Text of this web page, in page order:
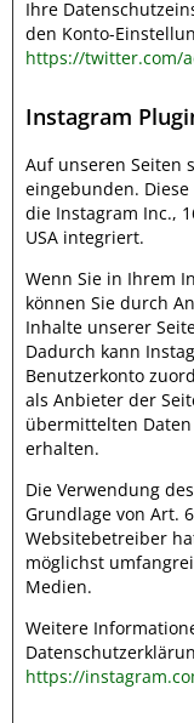
Ihre
den Konto-
https://twitter.com/
Instagram
Auf unseren Seiten
eingebunden.
die Instagram Inc.,
USA integriert.
Wenn Sie in Ihrem
können Sie durch
Inhalte unserer
Dadurch kann
Benutzerkonto
als Anbieter der
übermittelten
erhalten.
Die Verwendung
Grundlage von Art.
Websitebetreiber
möglichst
Medien.
Weitere
https://